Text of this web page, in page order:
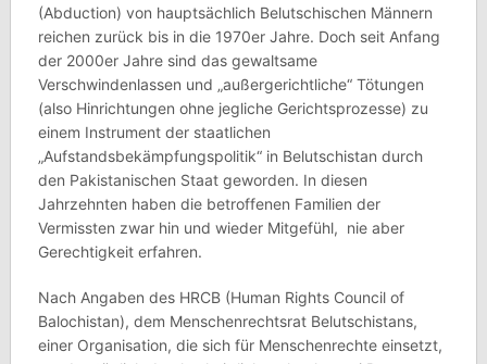
(Abduction) von hauptsächlich Belutschischen Männern
reichen zurück bis in die 1970er Jahre. Doch seit Anfang
der 2000er Jahre sind das gewaltsame
Verschwindenlassen und „außergerichtliche“ Tötungen
(also Hinrichtungen ohne jegliche Gerichtsprozesse) zu
einem Instrument der staatlichen
„Aufstandsbekämpfungspolitik“ in Belutschistan durch
den Pakistanischen Staat geworden. In diesen
Jahrzehnten haben die betroffenen Familien der
Vermissten zwar hin und wieder Mitgefühl, nie aber
Gerechtigkeit erfahren.
Nach Angaben des HRCB (Human Rights Council of
Balochistan), dem Menschenrechtsrat Belutschistans,
einer Organisation, die sich für Menschenrechte einsetzt,